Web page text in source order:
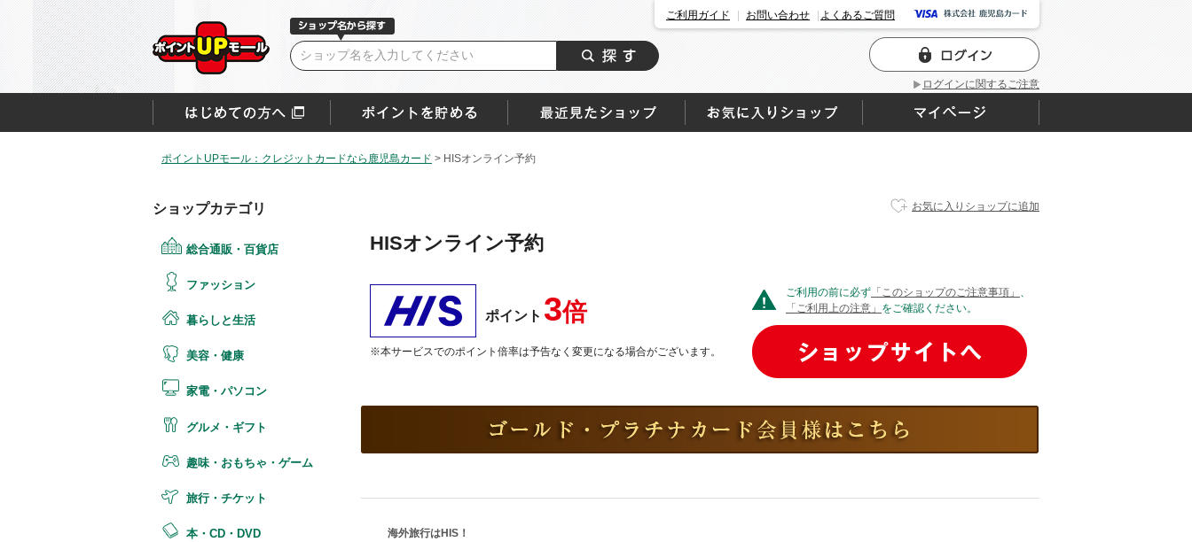
ログインに関するご注意
ご利用ガイド お問い合わせ よくあるご質問
ポイントUPモール：クレジットカードなら鹿児島カード > HISオンライン予約
ショップカテゴリ
総合通販・百貨店
ファッション
暮らしと生活
美容・健康
家電・パソコン
グルメ・ギフト
趣味・おもちゃ・ゲーム
旅行・チケット
本・CD・DVD
お気に入りショップに追加
HISオンライン予約
ポイント 3倍
※本サービスでのポイント倍率は予告なく変更になる場合がございます。
ご利用の前に必ず 「このショップのご注意事項」 、
「ご利用上の注意」 をご確認ください。
海外旅行はHIS！